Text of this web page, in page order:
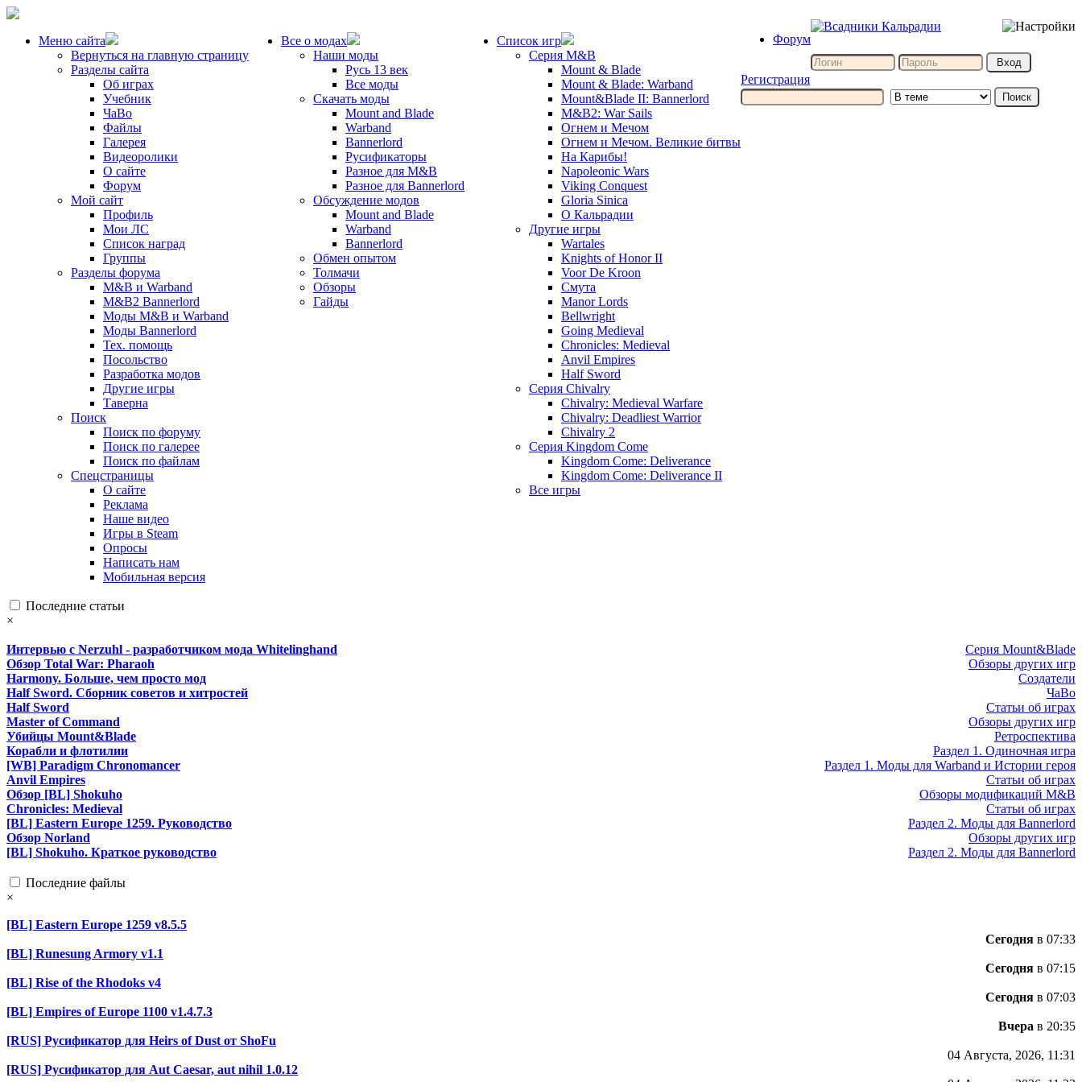
Меню сайта
Вернуться на главную страницу
Разделы сайта
Об играх
Учебник
ЧаВо
Файлы
Галерея
Видеоролики
О сайте
Форум
Мой сайт
Профиль
Мои ЛС
Список наград
Группы
Разделы форума
M&B и Warband
M&B2 Bannerlord
Моды M&B и Warband
Моды Bannerlord
Тех. помощь
Посольство
Разработка модов
Другие игры
Таверна
Поиск
Поиск по форуму
Поиск по галерее
Поиск по файлам
Спецстраницы
О сайте
Реклама
Наше видео
Игры в Steam
Опросы
Написать нам
Мобильная версия
Все о модах
Наши моды
Русь 13 век
Все моды
Скачать моды
Mount and Blade
Warband
Bannerlord
Русификаторы
Разное для M&B
Разное для Bannerlord
Обсуждение модов
Mount and Blade
Warband
Bannerlord
Обмен опытом
Толмачи
Обзоры
Гайды
Список игр
Серия M&B
Mount & Blade
Mount & Blade: Warband
Mount&Blade II: Bannerlord
M&B2: War Sails
Огнем и Мечом
Огнем и Мечом. Великие битвы
На Карибы!
Napoleonic Wars
Viking Conquest
Gloria Sinica
О Кальрадии
Другие игры
Wartales
Knights of Honor II
Voor De Kroon
Смута
Manor Lords
Bellwright
Going Medieval
Chronicles: Medieval
Anvil Empires
Half Sword
Серия Chivalry
Chivalry: Medieval Warfare
Chivalry: Deadliest Warrior
Chivalry 2
Серия Kingdom Come
Kingdom Come: Deliverance
Kingdom Come: Deliverance II
Все игры
Форум
Регистрация
Последние статьи
×
Серия Mount&Blade
Интервью с Nerzuhl - разработчиком мода Whitelinghand
Обзоры других игр
Обзор Total War: Pharaoh
Создатели
Harmony. Больше, чем просто мод
ЧаВо
Half Sword. Сборник советов и хитростей
Статьи об играх
Half Sword
Обзоры других игр
Master of Command
Ретроспектива
Убийцы Mount&Blade
Раздел 1. Одиночная игра
Корабли и флотилии
Раздел 1. Моды для Warband и Истории героя
[WB] Paradigm Chronomancer
Статьи об играх
Anvil Empires
Обзоры модификаций M&B
Обзор [BL] Shokuho
Статьи об играх
Chronicles: Medieval
Раздел 2. Моды для Bannerlord
[BL] Eastern Europe 1259. Руководство
Обзоры других игр
Обзор Norland
Раздел 2. Моды для Bannerlord
[BL] Shokuho. Краткое руководство
Последние файлы
×
[BL] Eastern Europe 1259 v8.5.5
Сегодня в 07:33
[BL] Runesung Armory v1.1
Сегодня в 07:15
[BL] Rise of the Rhodoks v4
Сегодня в 07:03
[BL] Empires of Europe 1100 v1.4.7.3
Вчера в 20:35
[RUS] Русификатор для Heirs of Dust от ShoFu
04 Августа, 2026, 11:31
[RUS] Русификатор для Aut Caesar, aut nihil 1.0.12